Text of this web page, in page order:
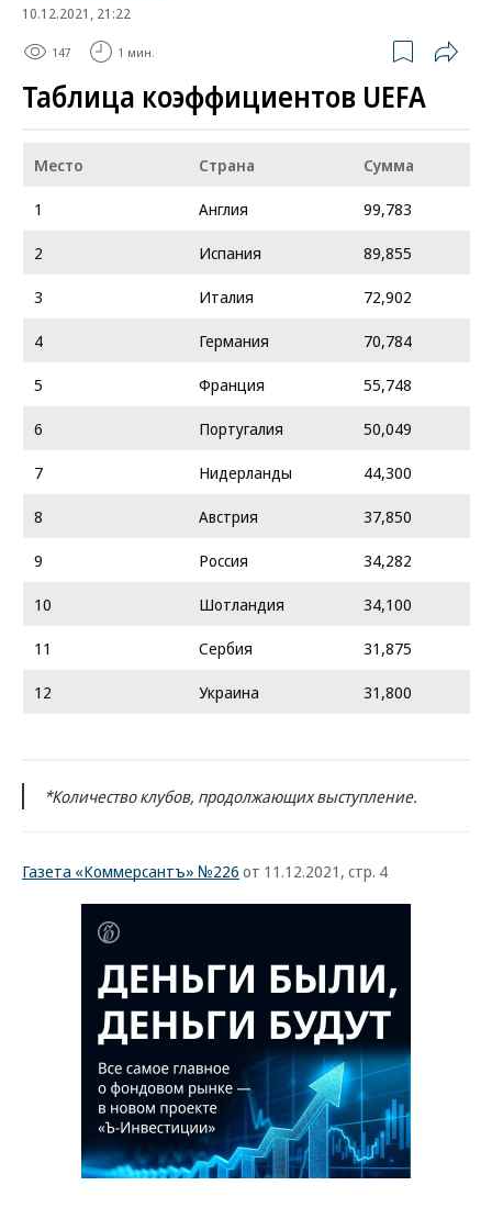
10.12.2021, 21:22
147 1 мин.
Таблица коэффициентов UEFA
Место Страна
Сумма
1
Англия
99,783
2
Испания
89,855
3
Италия
72,902
4
Германия
70,784
5
Франция
55,748
6
Португалия
50,049
7
Нидерланды
44,300
8
Австрия
37,850
9
Россия
34,282
10
Шотландия
34,100
11
Сербия
31,875
12
Украина 31,800
*Количество клубов, продолжающих выступление.
Газета «Коммерсантъ» №226 от 11.12.2021, стр. 4